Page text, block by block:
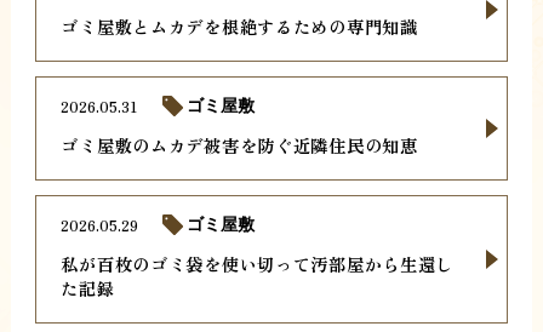
ゴミ屋敷とムカデを根絶するための専門知識
ゴミ屋敷のムカデ被害を防ぐ近隣住民の知恵
2026.05.31 ゴミ屋敷
私が百枚のゴミ袋を使い切って汚部屋から生還し
た記録
2026.05.29 ゴミ屋敷